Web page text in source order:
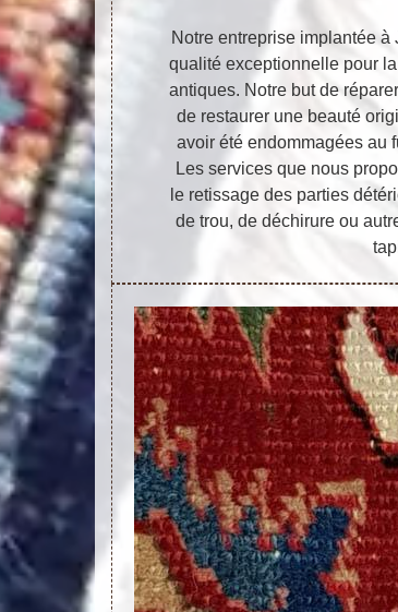
Notre entreprise implantée
qualité exceptionnelle pour
antiques. Notre but de
de restaurer une beauté
avoir été endommagées au
Les services que nous
le retissage des parties
de trou, de déchirure ou